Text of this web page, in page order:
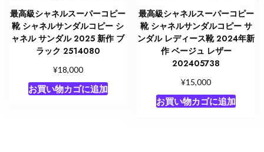
最高級シャネルスーパーコピー
靴 シャネルサンダルコピー シ
ャネル サンダル 2025 新作 ブ
ラック 2514080
¥18,000
お買い物カゴに追加
最高級シャネルスーパーコピー
靴 シャネルサンダルコピー サ
ンダル レディース靴 2024年新
作 ベージュ レザー
202405738
¥15,000
お買い物カゴに追加